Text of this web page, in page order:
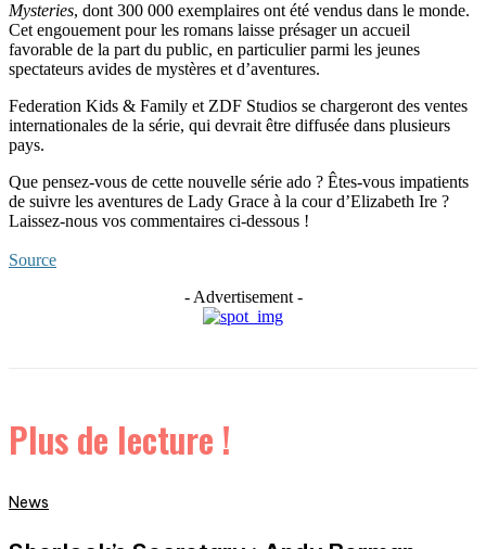
Mysteries, dont 300 000 exemplaires ont été vendus dans le monde.
Cet engouement pour les romans laisse présager un accueil
favorable de la part du public, en particulier parmi les jeunes
spectateurs avides de mystères et d’aventures.
Federation Kids & Family et ZDF Studios se chargeront des ventes
internationales de la série, qui devrait être diffusée dans plusieurs
pays.
Que pensez-vous de cette nouvelle série ado ? Êtes-vous impatients
de suivre les aventures de Lady Grace à la cour d’Elizabeth Ire ?
Laissez-nous vos commentaires ci-dessous !
Source
- Advertisement -
Plus de lecture !
News